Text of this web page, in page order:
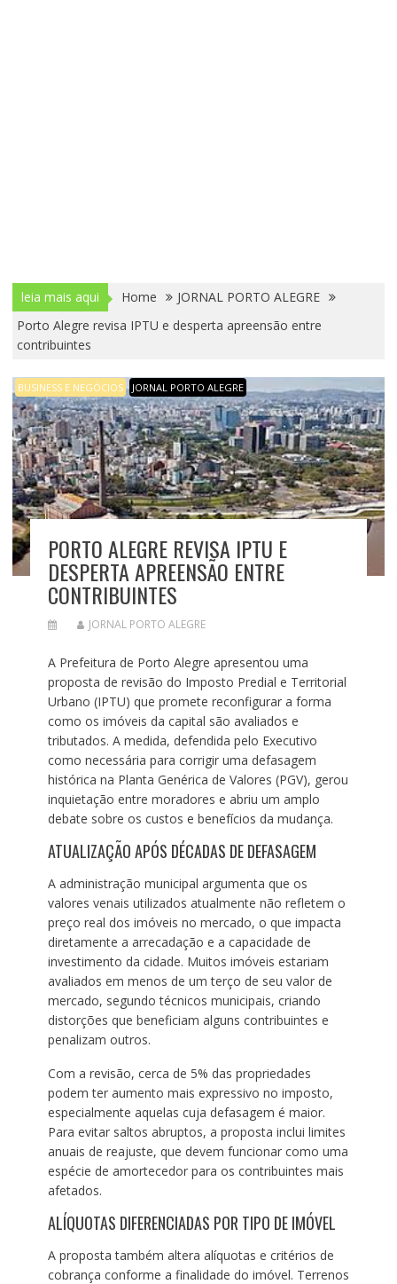
leia mais aqui Home
JORNAL PORTO ALEGRE
Porto Alegre revisa IPTU e desperta apreensão entre
contribuintes
BUSINESS E NEGÓCIOS JORNAL PORTO ALEGRE
PORTO ALEGRE REVISA IPTU E
DESPERTA APREENSÃO ENTRE
CONTRIBUINTES
JORNAL PORTO ALEGRE
A Prefeitura de Porto Alegre apresentou uma
proposta de revisão do Imposto Predial e Territorial
Urbano (IPTU) que promete reconfigurar a forma
como os imóveis da capital são avaliados e
tributados. A medida, defendida pelo Executivo
como necessária para corrigir uma defasagem
histórica na Planta Genérica de Valores (PGV), gerou
inquietação entre moradores e abriu um amplo
debate sobre os custos e benefícios da mudança.
ATUALIZAÇÃO APÓS DÉCADAS DE DEFASAGEM
A administração municipal argumenta que os
valores venais utilizados atualmente não refletem o
preço real dos imóveis no mercado, o que impacta
diretamente a arrecadação e a capacidade de
investimento da cidade. Muitos imóveis estariam
avaliados em menos de um terço de seu valor de
mercado, segundo técnicos municipais, criando
distorções que beneficiam alguns contribuintes e
penalizam outros.
Com a revisão, cerca de 5% das propriedades
podem ter aumento mais expressivo no imposto,
especialmente aquelas cuja defasagem é maior.
Para evitar saltos abruptos, a proposta inclui limites
anuais de reajuste, que devem funcionar como uma
espécie de amortecedor para os contribuintes mais
afetados.
ALÍQUOTAS DIFERENCIADAS POR TIPO DE IMÓVEL
A proposta também altera alíquotas e critérios de
cobrança conforme a finalidade do imóvel. Terrenos